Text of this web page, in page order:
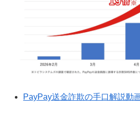
PayPay送金詐欺の手口解説動